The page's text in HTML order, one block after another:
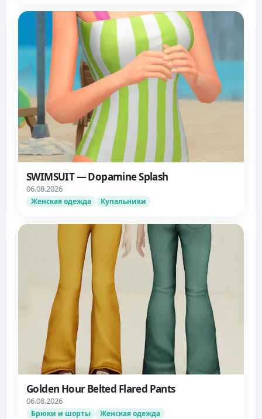
SWIMSUIT — Dopamine Splash
06.08.2026
Женская одежда Купальники
Golden Hour Belted Flared Pants
06.08.2026
Брюки и шорты Женская одежда